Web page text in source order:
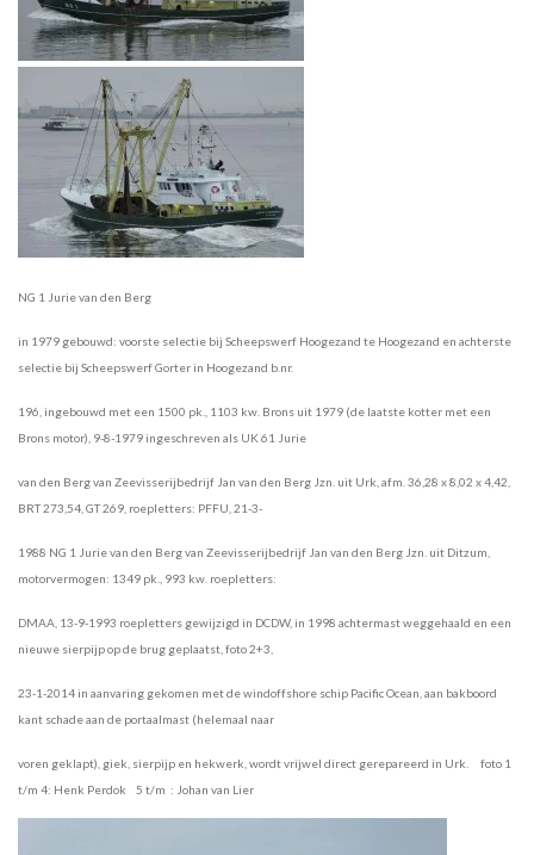
NG 1 Jurie van den Berg
in 1979 gebouwd: voorste selectie bij Scheepswerf Hoogezand te Hoogezand en achterste
selectie bij ScheepswerfGorter in Hoogezand b.nr.
196, ingebouwd met een 1500 pk., 1103 kw. Brons uit 1979 (de laatste kotter met een
Brons motor), 9-8-1979 ingeschreven als UK 61 Jurie
van den Berg van Zeevisserijbedrijf Jan van den Berg Jzn. uit Urk, afm. 36,28 x 8,02 x 4,42,
BRT 273,54, GT 269, roepletters: PFFU, 21-3-
1988 NG 1 Jurie van den Berg van Zeevisserijbedrijf Jan van den Berg Jzn. uit Ditzum,
motorvermogen: 1349 pk., 993 kw. roepletters:
DMAA, 13-9-1993 roepletters gewijzigd in DCDW, in 1998 achtermast weggehaald en een
nieuwe sierpijp op de brug geplaatst, foto 2+3,
23-1-2014 in aanvaring gekomen met de windoffshore schip Pacific Ocean, aan bakboord
kant schade aan de portaalmast (helemaal naar
voren geklapt), giek, sierpijp en hekwerk, wordt vrijwel direct gerepareerd in Urk. foto 1
t/m 4: Henk Perdok 5 t/m : Johan van Lier